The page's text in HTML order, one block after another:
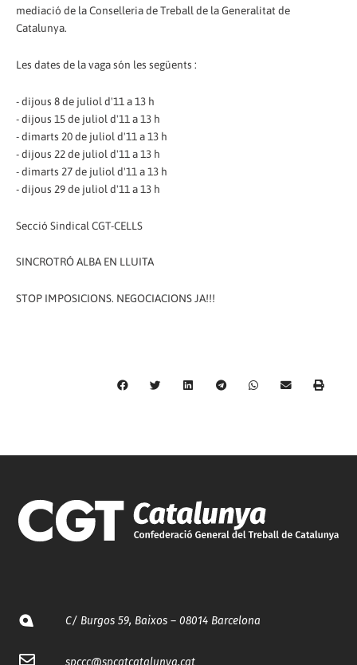
mediació de la Conselleria de Treball de la Generalitat de
Catalunya.
Les dates de la vaga són les següents :
- dijous 8 de juliol d'11 a 13 h
- dijous 15 de juliol d'11 a 13 h
- dimarts 20 de juliol d'11 a 13 h
- dijous 22 de juliol d'11 a 13 h
- dimarts 27 de juliol d'11 a 13 h
- dijous 29 de juliol d'11 a 13 h
Secció Sindical CGT-CELLS
SINCROTRÓ ALBA EN LLUITA
STOP IMPOSICIONS. NEGOCIACIONS JA!!!
C/ Burgos 59, Baixos – 08014 Barcelona
spccc@spcgtcatalunya.cat